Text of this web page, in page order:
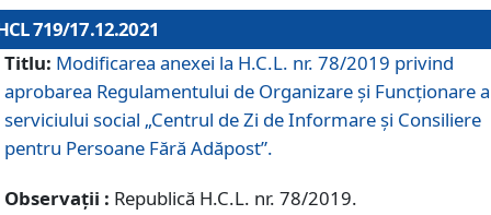
719/17.12.2021
Titlu: Modificarea anexei la H.C.L. nr. 78/2019 privind
aprobarea Regulamentului de Organizare și Funcționare
serviciului social „Centrul de Zi de Informare şi Consiliere
pentru Persoane Fără Adăpost”.
Observații : Republică H.C.L. nr. 78/2019.